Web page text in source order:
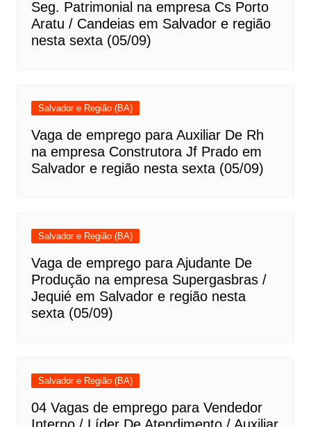
Seg. Patrimonial na empresa Cs Porto
Aratu / Candeias em Salvador e região
nesta sexta (05/09)
Salvador e Região (BA)
Vaga de emprego para Auxiliar De Rh
na empresa Construtora Jf Prado em
Salvador e região nesta sexta (05/09)
Salvador e Região (BA)
Vaga de emprego para Ajudante De
Produção na empresa Supergasbras /
Jequié em Salvador e região nesta
sexta (05/09)
Salvador e Região (BA)
04 Vagas de emprego para Vendedor